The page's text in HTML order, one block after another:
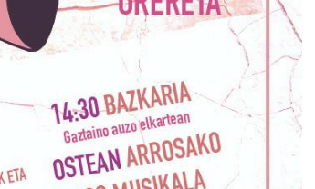
amaiera EHZtik
2021/07/01